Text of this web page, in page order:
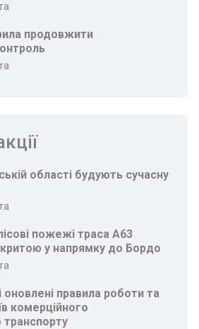
продовжити
області будують сучасну
пожежі траса A63
у напрямку до Бордо
оновлені правила роботи та
комерційного
транспорту